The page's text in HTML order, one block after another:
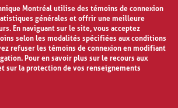
Montréal utilise des témoins de connexion
générales et offrir une meilleure
En naviguant sur le site, vous acceptez
selon les modalités spécifiées aux conditions
refuser les témoins de connexion en modifiant
Pour en savoir plus sur le recours aux
sur la protection de vos renseignements